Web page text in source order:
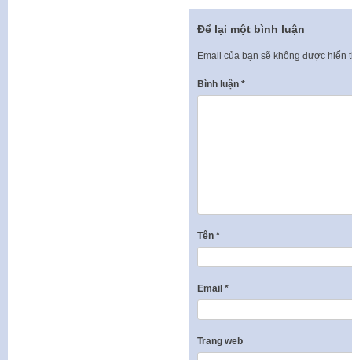
Để lại một bình luận
Email của bạn sẽ không được hiển
Bình luận *
Tên *
Email *
Trang web